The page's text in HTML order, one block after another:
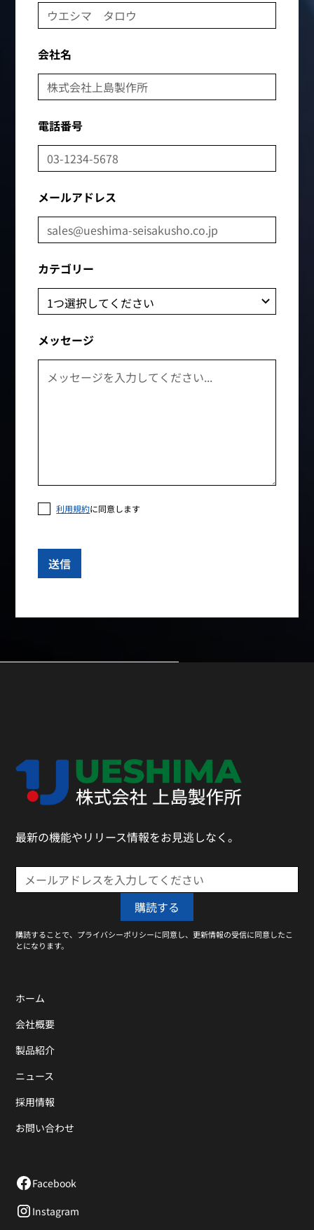
会社名
電話番号
メールアドレス
カテゴリー
メッセージ
利用規約に同意します
最新の機能やリリース情報をお見逃しなく。
購読することで、プライバシーポリシーに同意し、更新情報の受信に同意したこ
とになります。
ホーム
会社概要
製品紹介
ニュース
採用情報
お問い合わせ
Facebook
Instagram